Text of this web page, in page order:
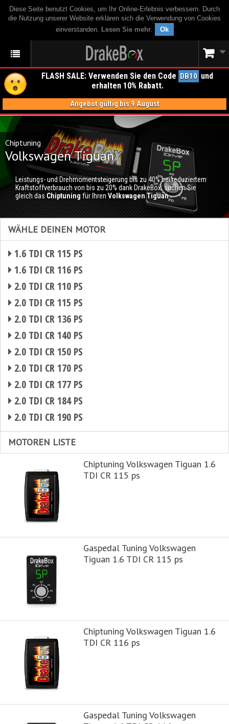
Diese Seite benutzt Cookies, um Ihr Online-Erlebnis verbessern. Durch
die Nutzung unserer Website erklären sich die Verwendung von Cookies
einverstanden. Lesen Sie mehr. Ok
FLASH SALE: Verwenden Sie den Code DB10 und
erhalten 10% Rabatt.
Angebot gültig bis 9 August
Chiptuning
Volkswagen Tiguan
Leistungs- und Drehmomentsteigerung bis zu 40% bei reduziertem
Kraftstoffverbrauch von bis zu 20% dank DrakeBox; suchen Sie
gleich das Chiptuning für Ihren Volkswagen Tiguan.
WÄHLE DEINEN MOTOR
1.6 TDI CR 115 PS
1.6 TDI CR 116 PS
2.0 TDI CR 110 PS
2.0 TDI CR 115 PS
2.0 TDI CR 136 PS
2.0 TDI CR 140 PS
2.0 TDI CR 150 PS
2.0 TDI CR 170 PS
2.0 TDI CR 177 PS
2.0 TDI CR 184 PS
2.0 TDI CR 190 PS
MOTOREN LISTE
Chiptuning Volkswagen Tiguan 1.6
TDI CR 115 ps
Gaspedal Tuning Volkswagen
Tiguan 1.6 TDI CR 115 ps
Chiptuning Volkswagen Tiguan 1.6
TDI CR 116 ps
Gaspedal Tuning Volkswagen